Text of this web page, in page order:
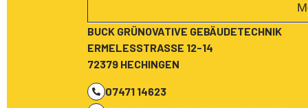
BUCK GRÜNOVATIVE GEBÄUDETECHNIK
ERMELESSTRASSE 12-14
72379 HECHINGEN
07471 14623